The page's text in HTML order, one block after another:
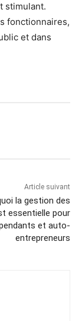
stimulant.
fonctionnaires,
et dans
Article suivant
la gestion des
essentielle pour
et auto-
entrepreneurs